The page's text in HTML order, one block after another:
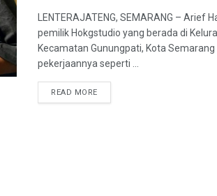
LENTERAJATENG, SEMARANG – Arief
pemilik Hokgstudio yang berada di
Kecamatan Gunungpati, Kota Semarang
pekerjaannya seperti ...
READ MOREDETAILS